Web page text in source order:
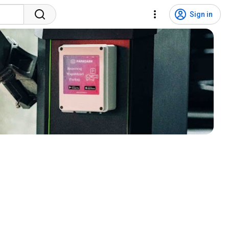
Sign in